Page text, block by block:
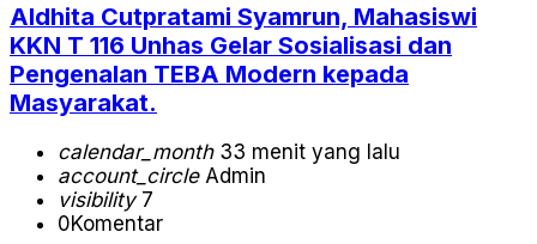
Aldhita Cutpratami Syamrun, Mahasiswi
KKN T 116 Unhas Gelar Sosialisasi dan
Pengenalan TEBA Modern kepada
Masyarakat.
calendar_month33 menit yang lalu
account_circleAdmin
visibility7
0Komentar